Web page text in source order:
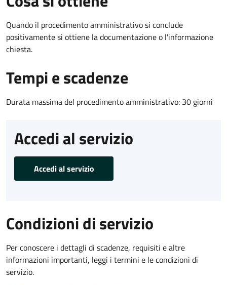
Quando il procedimento amministrativo si conclude
positivamente si ottiene la documentazione o l'informazione
chiesta.
Tempi e scadenze
Durata massima del procedimento amministrativo: 30 giorni
Accedi al servizio
Accedi al servizio
Condizioni di servizio
Per conoscere i dettagli di scadenze, requisiti e altre
informazioni importanti, leggi i termini e le condizioni di
servizio.